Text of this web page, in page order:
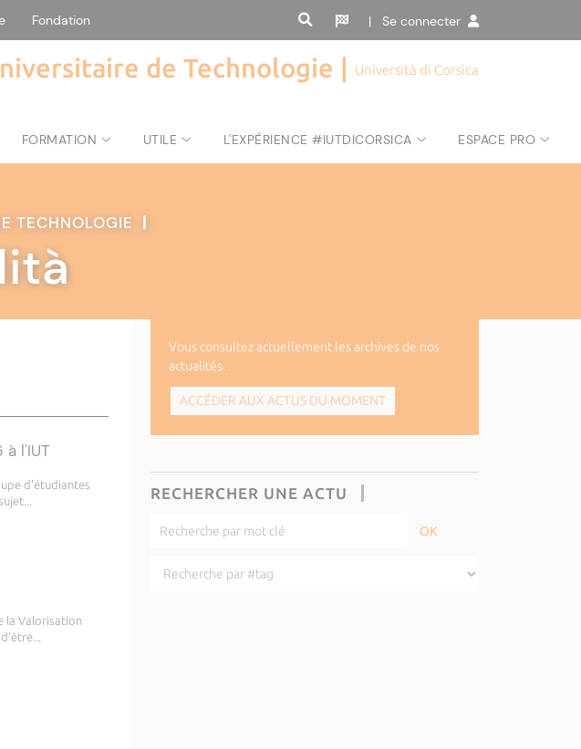
Fondation | Se connecter
de Technologie | Università di Corsica
FORMATION UTILE L'EXPÉRIENCE #IUTDICORSICA ESPACE PRO
TECHNOLOGIE |
l'IUT
d'étudiantes
la Valorisation
Vous consultez actuellement les archives de nos
actualités.
ACCÉDER AUX ACTUS DU MOMENT
RECHERCHER UNE ACTU